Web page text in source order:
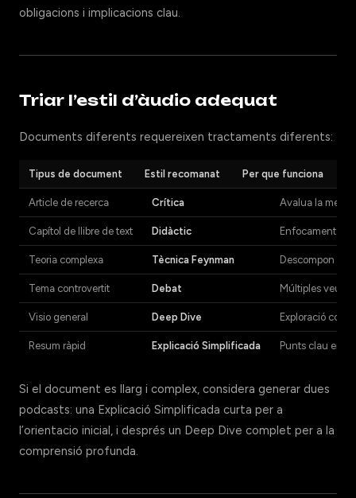
obligacions i implicacions clau.
Triar l’estil d’àudio adequat
Documents diferents requereixen tractaments diferents:
Tipus de document Estil recomanat Per que funciona
Article de recerca Crítica Avalua la
Capítol de llibre de text Didàctic Enfocament
Teoria complexa Tècnica Feynman Descompon els
Tema controvertit Debat Múltiples veus
Visio general Deep Dive Exploració
Resum ràpid Explicació Simplificada Punts clau en
Si el document es llarg i complex, considera generar dues
podcasts: una Explicació Simplificada curta per a
l’orientacio inicial, i després un Deep Dive complet per a la
comprensió profunda.